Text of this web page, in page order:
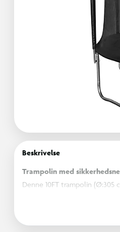
Beskrivelse
Trampolin med
Denne 10FT trampolin
hoppeoplevelse,